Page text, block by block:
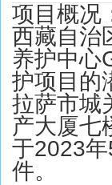
项目概况
西藏自治
养护中心
护项目的
拉萨市城
产大厦七
于2023
件。